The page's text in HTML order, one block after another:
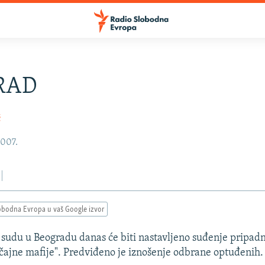
Evropa u vaš Google izvor
u Beogradu danas će biti nastavljeno suđenje
mafije". Predviđeno je iznošenje odbrane optuđenih.